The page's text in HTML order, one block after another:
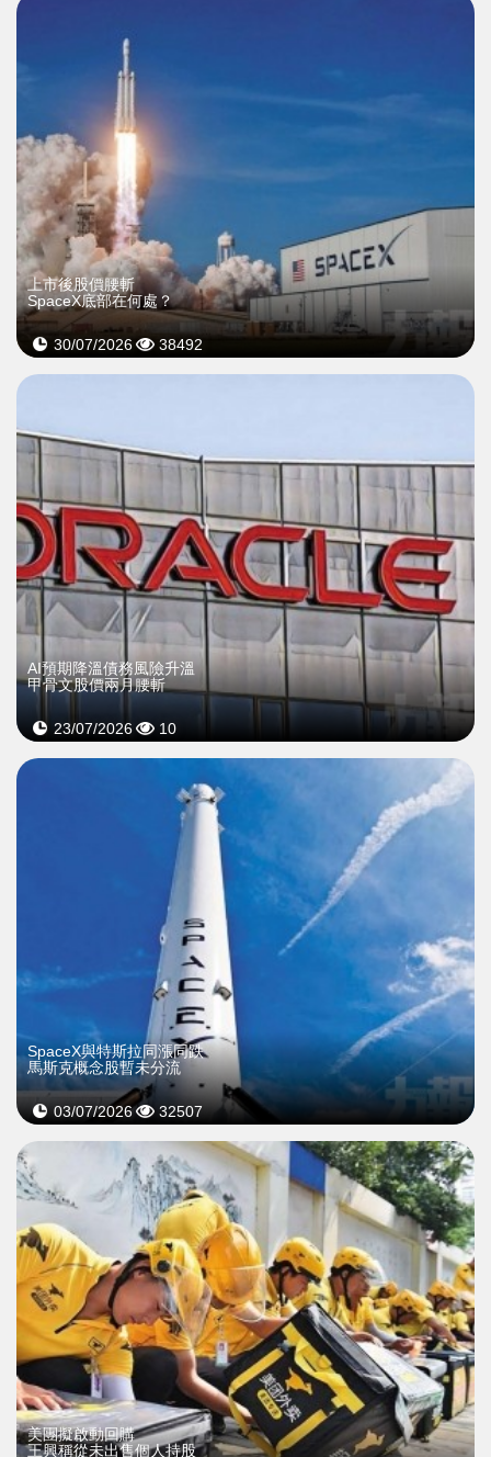
上市後股價腰斬
SpaceX底部在何處？
30/07/2026 38492
AI預期降溫債務風險升溫
甲骨文股價兩月腰斬
23/07/2026 10
SpaceX與特斯拉同漲同跌
馬斯克概念股暫未分流
03/07/2026 32507
美團擬啟動回購
王興稱從未出售個人持股